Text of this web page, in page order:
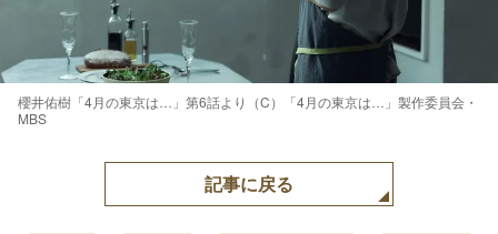
櫻井佑樹「4月の東京は…」第6話より（C）「4月の東京は…」製作委員会・
MBS
記事に戻る